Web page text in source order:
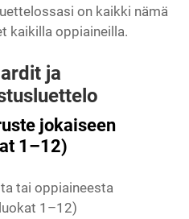
on kaikki nämä
kaikilla oppiaineilla.
ja
jokaiseen
1–12)
tai oppiaineesta
1–12)